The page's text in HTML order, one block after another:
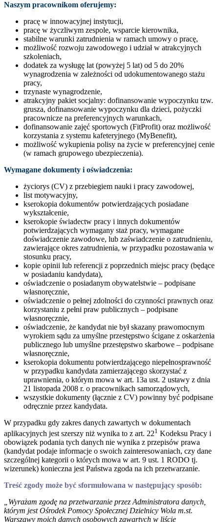
Naszym pracownikom oferujemy:
pracę w innowacyjnej instytucji,
pracę w życzliwym zespole, wsparcie kierownika,
stabilne warunki zatrudnienia w ramach umowy o pracę,
możliwość rozwoju zawodowego i udział w atrakcyjnych
szkoleniach,
dodatek za wysługę lat (powyżej 5 lat) od 5 do 20%
wynagrodzenia w zależności od udokumentowanego stażu
pracy,
trzynaste wynagrodzenie,
atrakcyjny pakiet socjalny: dofinansowanie wypoczynku tzw.
grusza, dofinansowanie wypoczynku dla dzieci, pożyczki
pracownicze na preferencyjnych warunkach,
dofinansowanie zajęć sportowych (FitProfit) oraz możliwość
korzystania z systemu kafeteryjnego (MyBenefit),
możliwość wykupienia polisy na życie w preferencyjnej cenie
(w ramach grupowego ubezpieczenia).
Wymagane dokumenty i oświadczenia:
życiorys (CV) z przebiegiem nauki i pracy zawodowej,
list motywacyjny,
kserokopia dokumentów potwierdzających posiadane
wykształcenie,
kserokopie świadectw pracy i innych dokumentów
potwierdzających wymagany staż pracy, wymagane
doświadczenie zawodowe, lub zaświadczenie o zatrudnieniu,
zawierające okres zatrudnienia, w przypadku pozostawania w
stosunku pracy,
kopie opinii lub referencji z poprzednich miejsc pracy (będące
w posiadaniu kandydata),
oświadczenie o posiadanym obywatelstwie – podpisane
własnoręcznie,
oświadczenie o pełnej zdolności do czynności prawnych oraz
korzystaniu z pełni praw publicznych – podpisane
własnoręcznie,
oświadczenie, że kandydat nie był skazany prawomocnym
wyrokiem sądu za umyślne przestępstwo ścigane z oskarżenia
publicznego lub umyślne przestępstwo skarbowe – podpisane
własnoręcznie,
kserokopia dokumentu potwierdzającego niepełnosprawność
w przypadku kandydata zamierzającego skorzystać z
uprawnienia, o którym mowa w art. 13a ust. 2 ustawy z dnia
21 listopada 2008 r. o pracownikach samorządowych,
wszystkie dokumenty (łącznie z CV) powinny być podpisane
odręcznie przez kandydata.
W przypadku gdy zakres danych zawartych w dokumentach
aplikacyjnych jest szerszy niż wynika to z art. 221 Kodeksu Pracy i
obowiązek podania tych danych nie wynika z przepisów prawa
(kandydat podaje informacje o swoich zainteresowaniach, czy dane
szczególnej kategorii o których mowa w art. 9 ust. 1 RODO tj.
wizerunek) konieczna jest Państwa zgoda na ich przetwarzanie.
Treść zgody może być sformułowana w następujący sposób:
„Wyrażam zgodę na przetwarzanie przez Administratora danych,
którym jest Ośrodek Pomocy Społecznej Dzielnicy Wola m.st.
Warszawy moich danych osobowych zawartych w liście